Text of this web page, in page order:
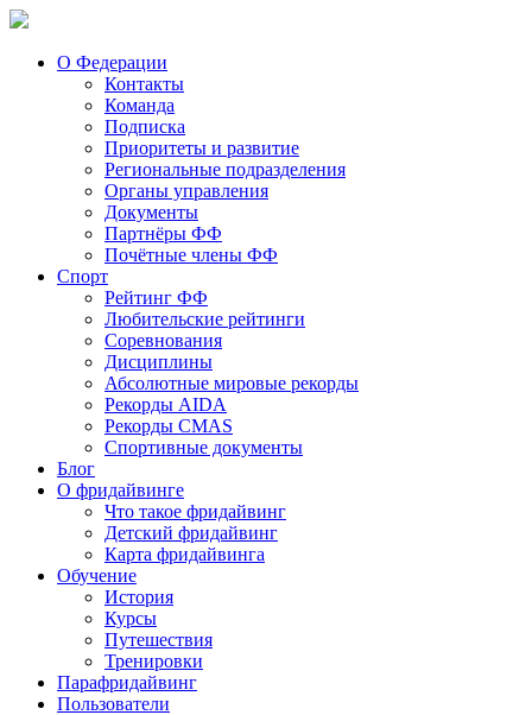
О Федерации
Контакты
Команда
Подписка
Приоритеты и развитие
Региональные подразделения
Органы управления
Документы
Партнёры ФФ
Почётные члены ФФ
Спорт
Рейтинг ФФ
Любительские рейтинги
Соревнования
Дисциплины
Абсолютные мировые рекорды
Рекорды AIDA
Рекорды CMAS
Спортивные документы
Блог
О фридайвинге
Что такое фридайвинг
Детский фридайвинг
Карта фридайвинга
Обучение
История
Курсы
Путешествия
Тренировки
Парафридайвинг
Пользователи